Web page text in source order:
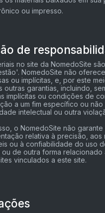
ou impresso.
de
no site da NomedoSite
NomedoSite não oferece
ou implícitas, e, por este
outras garantias, incluindo,
implícitas ou condições de
a um fim específico ou
intelectual ou outra
o NomedoSite não
relativa à precisão, aos
​​ou à confiabilidade do uso
ou de outra forma relacionado
vinculados a este site.